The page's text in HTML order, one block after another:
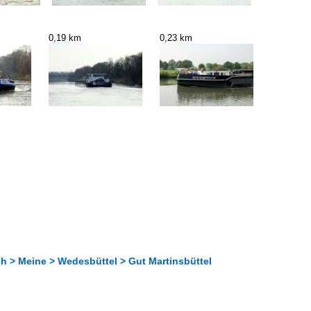
0,19 km 0,23 km
> Meine > Wedesbüttel > Gut Martinsbüttel